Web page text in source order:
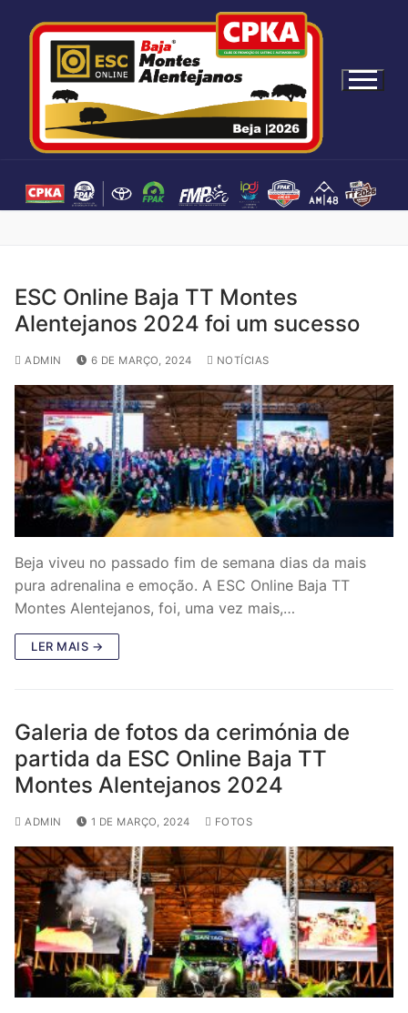
a
ESC Online Baja TT Montes
Alentejanos 2024 foi um sucesso
ADMIN 6 DE MARÇO, 2024 NOTÍCIAS
Beja viveu no passado fim de semana dias da mais
pura adrenalina e emoção. A ESC Online Baja TT
Montes Alentejanos, foi, uma vez mais,…
LER MAIS →
Galeria de fotos da cerimónia de
partida da ESC Online Baja TT
Montes Alentejanos 2024
ADMIN 1 DE MARÇO, 2024 FOTOS